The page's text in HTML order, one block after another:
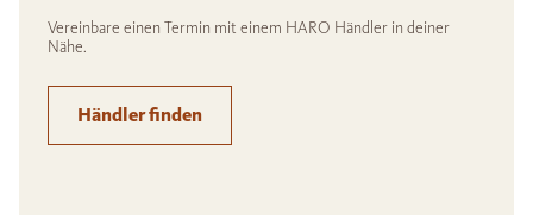
Vereinbare einen Termin mit einem HARO Händler in deiner
Nähe.
Händler finden